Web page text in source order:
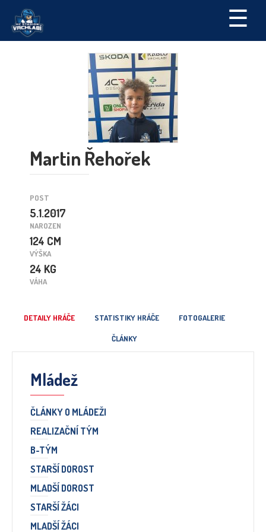
☰
Martin Řehořek
POST
5.1.2017
NAROZEN
124 CM
VÝŠKA
24 KG
VÁHA
DETAILY HRÁČE STATISTIKY HRÁČE FOTOGALERIE
ČLÁNKY
Mládež
ČLÁNKY O MLÁDEŽI
REALIZAČNÍ TÝM
B-TÝM
STARŠÍ DOROST
MLADŠÍ DOROST
STARŠÍ ŽÁCI
MLADŠÍ ŽÁCI